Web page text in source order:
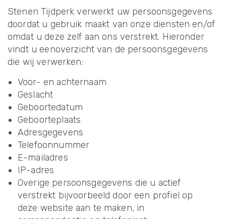
Stenen Tijdperk verwerkt uw persoonsgegevens
doordat u gebruik maakt van onze diensten en/of
omdat u deze zelf aan ons verstrekt. Hieronder
vindt u eenoverzicht van de persoonsgegevens
die wij verwerken:
Voor- en achternaam
Geslacht
Geboortedatum
Geboorteplaats
Adresgegevens
Telefoonnummer
E-mailadres
IP-adres
Overige persoonsgegevens die u actief
verstrekt bijvoorbeeld door een profiel op
deze website aan te maken, in